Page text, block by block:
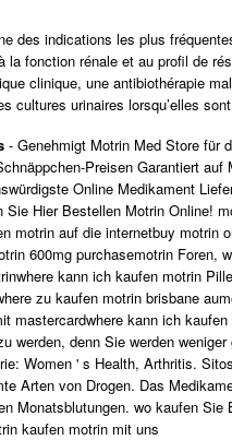
des indications les plus
la fonction rénale et au profil de
clinique, une antibiothérapie
cultures urinaires lorsqu’elles
- Genehmigt Motrin Med Store für
Preisen Garantiert
Online Medikament
Hier Bestellen Motrin Online!
motrin auf die internetbuy
600mg purchasemotrin
kann ich kaufen motrin
zu kaufen motrin brisbane
mastercardwhere kann ich
werden, denn Sie werden
Women ' s Health, Arthritis.
Arten von Drogen. Das
Monatsblutungen. wo kaufen
kaufen motrin mit uns